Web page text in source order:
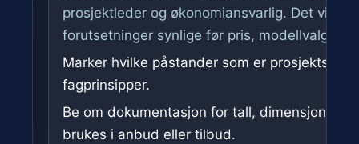
prosjektleder og økonomiansvarlig. Det
forutsetninger synlige før pris, modellvalg
Marker hvilke påstander som er
fagprinsipper.
Be om dokumentasjon for tall,
brukes i anbud eller tilbud.